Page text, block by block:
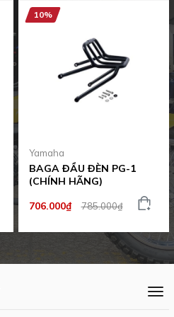
10%
Yamaha
BAGA ĐẦU ĐÈN PG-1
(CHÍNH HÃNG)
706.000₫
785.000₫